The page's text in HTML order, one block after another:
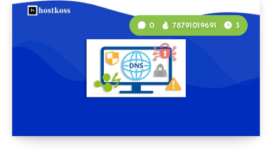
0 78791019691 3